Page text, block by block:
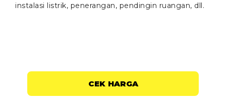
instalasi listrik, penerangan, pendingin ruangan, dll.
CEK HARGA